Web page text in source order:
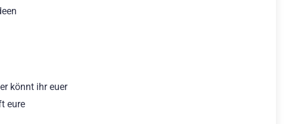
könnt ihr euer
eure